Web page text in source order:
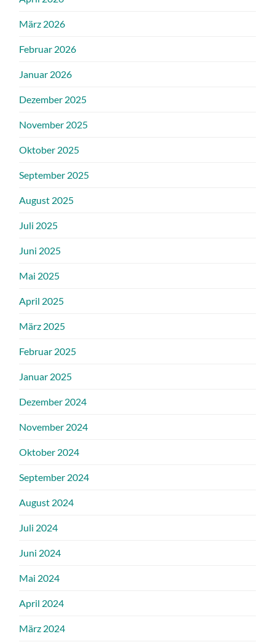
März 2026
Februar 2026
Januar 2026
Dezember 2025
November 2025
Oktober 2025
September 2025
August 2025
Juli 2025
Juni 2025
Mai 2025
April 2025
März 2025
Februar 2025
Januar 2025
Dezember 2024
November 2024
Oktober 2024
September 2024
August 2024
Juli 2024
Juni 2024
Mai 2024
April 2024
März 2024